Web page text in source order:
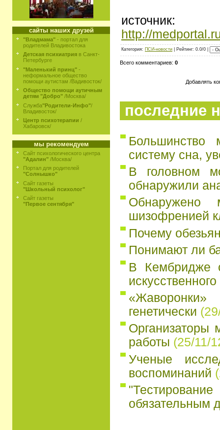
сайты наших друзей
"Владмама" - портал для
родителей Владивостока
Детская психиатрия в Санкт-
Петербурге
"Маленький принц" -
неформальное общество
помощи аутистам /Вадивосток/
Общество помощи аутичным
детям "Добро" /Москва/
Служба"Родители-Инфо"/
Владивосток/
Центр психотерапии /
Хабаровск/
мы рекомендуем
Сайт психологического центра
"Адалин" /Москва/
Портал для родителей
"Солнышко"
Сайт газеты
"Школьный психолог"
Сайт газеты
"Первое сентября"
источник:
http://
Категория: ПСИ-новости | Рейтинг: 0.0/0 |
Всего комментариев: 0
Добавлять
последние
Большинство
систему сна,
В головном
обнаружили
Обнаружено
шизофренией
Почему
Понимают ли
В Кембридже
генетически
Организаторы
работы (25/11/
Ученые
воспоминаний
обязательным